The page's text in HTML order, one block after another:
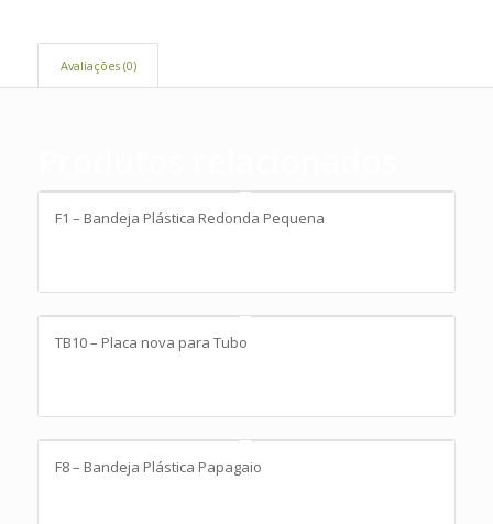
Avaliações (0)
F1 – Bandeja Plástica Redonda Pequena
TB10 – Placa nova para Tubo
F8 – Bandeja Plástica Papagaio